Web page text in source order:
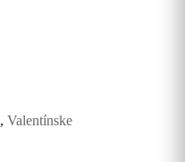
, Valentínske